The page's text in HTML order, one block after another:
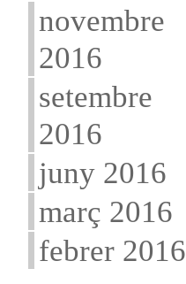
novembre
2016
setembre
2016
juny 2016
març 2016
febrer 2016